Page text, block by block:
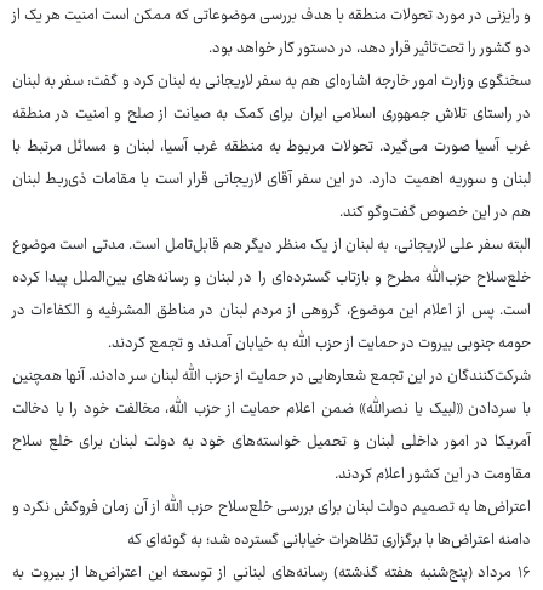
و رایزنی در مورد تحولات منطقه با هدف بررسی موضوعاتی که ممکن است امنیت هر یک از
دو کشور را تحت‌تاثیر قرار دهد، در دستور کار خواهد بود.
سخنگوی وزارت امور خارجه اشاره‌ای هم به سفر لاریجانی به لبنان کرد و گفت: سفر به لبنان
در راستای تلاش جمهوری اسلامی ایران برای کمک به صیانت از صلح و امنیت در منطقه
غرب آسیا صورت می‌گیرد. تحولات مربوط به منطقه غرب آسیا، لبنان و مسائل مرتبط با
لبنان و سوریه اهمیت دارد. در این سفر آقای لاریجانی قرار است با مقامات ذی‌ربط لبنان
هم در این خصوص گفت‌وگو کند.
البته سفر علی لاریجانی، به لبنان از یک منظر دیگر هم قابل‌تامل است. مدتی است موضوع
خلع‌سلاح حزب‌الله مطرح و بازتاب گسترده‌ای را در لبنان و رسانه‌های بین‌الملل پیدا کرده
است. پس از اعلام این موضوع، گروهی از مردم لبنان در مناطق المشرفیه و الکفاءات در
حومه جنوبی بیروت در حمایت از حزب الله به خیابان آمدند و تجمع کردند.
شرکت‌کنندگان در این تجمع شعارهایی در حمایت از حزب الله لبنان سر دادند. آنها همچنین
با سردادن «لبیک یا نصرالله» ضمن اعلام حمایت از حزب الله، مخالفت خود را با دخالت
آمریکا در امور داخلی لبنان و تحمیل خواسته‌های خود به دولت لبنان برای خلع سلاح
مقاومت در این کشور اعلام کردند.
اعتراض‌ها به تصمیم دولت لبنان برای بررسی خلع‌سلاح حزب الله از آن زمان فروکش نکرد و
دامنه اعتراض‌ها با برگزاری تظاهرات خیابانی گسترده شد؛ به گونه‌ای که
۱۶ مرداد (پنج‌شنبه هفته گذشته) رسانه‌های لبنانی از توسعه این اعتراض‌ها از بیروت به